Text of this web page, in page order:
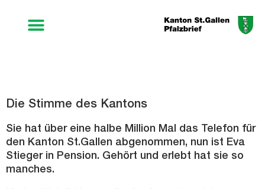
Die Stimme des Kantons
Sie hat über eine halbe Million Mal das Telefon für
den Kanton St.Gallen abgenommen, nun ist Eva
Stieger in Pension. Gehört und erlebt hat sie so
manches.